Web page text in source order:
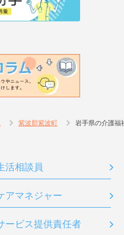
紫波郡紫波町 岩手県の介護福
活相談員
アマネジャー
ービス提供責任者